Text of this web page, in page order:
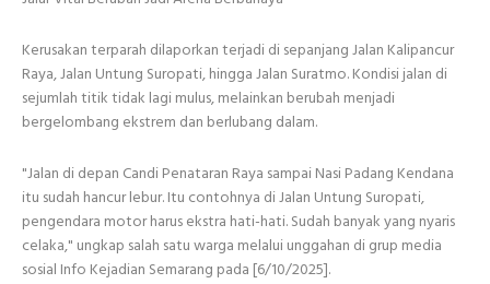
Kerusakan terparah dilaporkan terjadi di sepanjang Jalan Kalipancur
Raya, Jalan Untung Suropati, hingga Jalan Suratmo. Kondisi jalan di
sejumlah titik tidak lagi mulus, melainkan berubah menjadi
bergelombang ekstrem dan berlubang dalam.
"Jalan di depan Candi Penataran Raya sampai Nasi Padang Kendana
itu sudah hancur lebur. Itu contohnya di Jalan Untung Suropati,
pengendara motor harus ekstra hati-hati. Sudah banyak yang nyaris
celaka," ungkap salah satu warga melalui unggahan di grup media
sosial Info Kejadian Semarang pada [6/10/2025].